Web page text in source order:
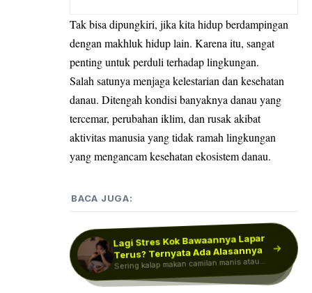
Tak bisa dipungkiri, jika kita hidup berdampingan
dengan makhluk hidup lain. Karena itu, sangat
penting untuk perduli terhadap lingkungan.
Salah satunya menjaga kelestarian dan kesehatan
danau. Ditengah kondisi banyaknya danau yang
tercemar, perubahan iklim, dan rusak akibat
aktivitas manusia yang tidak ramah lingkungan
yang mengancam kesehatan ekosistem danau.
BACA JUGA:
Lagi Stres Kok Bawaannya Lapar
Terus? Ternyata Ada Alasannya
Sering kalap makan camilan manis atau
asin saat lagi stres? Bisa jadi…
Mitos atau Fakta? Duduk Terlalu
Dekat dengan TV Bisa Merusak…
Sejak kecil, banyak orang mungkin
sering mendengar peringatan dari orang
tua agar…
Menteri LHK Tanam Pohon di UIII
dalam Rangka Hari
Keanekaragaman…
Menteri Lingkungan Hidup/Kepala Badan
Pengendalian Lingkungan Hidup (BPLH),